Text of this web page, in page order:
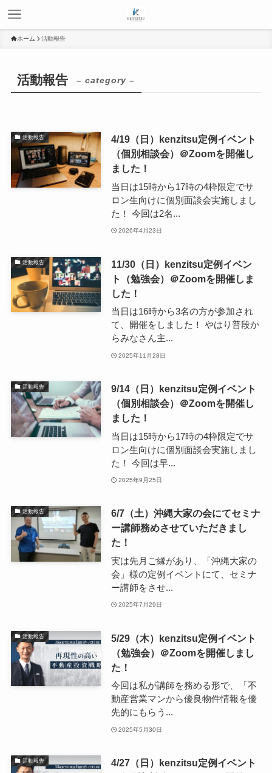
ホーム 活動報告
活動報告 – category –
活動報告
4/19（日）kenzitsu定例イベント
（個別相談会）＠Zoomを開催し
ました！
当日は15時から17時の4枠限定でサ
ロン生向けに個別面談会実施しまし
た！ 今回は2名...
2026年4月23日
活動報告
11/30（日）kenzitsu定例イベン
ト（勉強会）＠Zoomを開催しま
した！
当日は16時から3名の方が参加され
て、開催をしました！ やはり普段か
らみなさん主...
2025年11月28日
活動報告
9/14（日）kenzitsu定例イベント
（個別相談会）＠Zoomを開催し
ました！
当日は15時から17時の4枠限定でサ
ロン生向けに個別面談会実施しまし
た！ 今回は早...
2025年9月25日
活動報告
6/7（土）沖縄大家の会にてセミナ
ー講師務めさせていただきまし
た！
実は先月ご縁があり、「沖縄大家の
会」様の定例イベントにて、セミナ
ー講師をさせ...
2025年7月29日
活動報告
5/29（木）kenzitsu定例イベント
（勉強会）＠Zoomを開催しまし
た！
今回は私が講師を務める形で、「不
動産営業マンから優良物件情報を優
先的にもらう...
2025年5月30日
活動報告
4/27（日）kenzitsu定例イベント